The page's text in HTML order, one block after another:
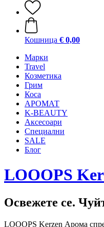
Кошница € 0,00
Mарки
Travel
Козметика
Грим
Коса
АРОМАТ
K-BEAUTY
Аксесоари
Специални
SALE
Блог
LOOOPS
Освежете се.
LOOOPS Kerzen Арома